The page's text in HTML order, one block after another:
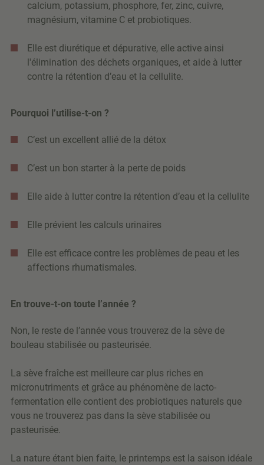
calcium, potassium, phosphore, fer, zinc, cuivre,
magnésium, vitamine C et probiotiques.
Elle est diurétique et dépurative, elle active ainsi
l'élimination des déchets organiques, et aide à lutter
contre la rétention d’eau et la cellulite.
Pourquoi l’utilise-t-on ?
C’est un excellent allié de la détox
C’est un bon starter à la perte de poids
Elle aide à lutter contre la rétention d’eau et la cellulite
Elle prévient les calculs urinaires
Elle est efficace contre les problèmes de peau et les
affections rhumatismales.
En trouve-t-on toute l’année ?
Non, le reste de l’année vous trouverez de la sève de
bouleau stabilisée ou pasteurisée.
La sève fraîche est meilleure car plus riches en
micronutriments et grâce au phénomène de lacto-
fermentation elle contient des probiotiques naturels que
vous ne trouverez pas dans la sève stabilisée ou
pasteurisée.
La nature étant bien faite, le printemps est la saison idéale